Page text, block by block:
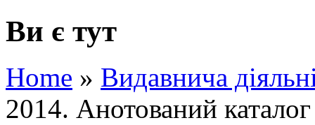
Ви є тут
Home » Видавнича
2014. Анотований